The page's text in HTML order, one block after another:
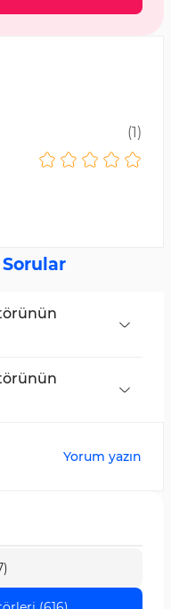
(1)
Sorular
ve dinamik
hem de uzun
Yorum yazın